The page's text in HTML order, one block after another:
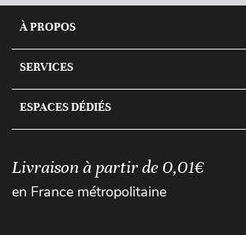
À PROPOS
SERVICES
ESPACES DÉDIÉS
Livraison à partir de 0,01€
en France métropolitaine